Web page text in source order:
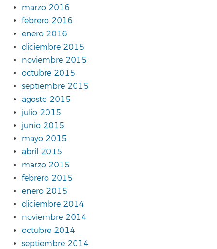
marzo 2016
febrero 2016
enero 2016
diciembre 2015
noviembre 2015
octubre 2015
septiembre 2015
agosto 2015
julio 2015
junio 2015
mayo 2015
abril 2015
marzo 2015
febrero 2015
enero 2015
diciembre 2014
noviembre 2014
octubre 2014
septiembre 2014